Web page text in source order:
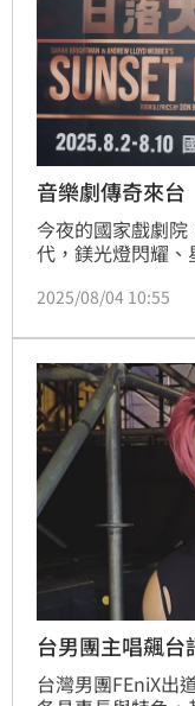
音樂劇傳奇來
今夜的國家戲劇
代，鎂光燈閃耀
寫下台北演藝界熱
戲劇的黃鐙輝、
代歌手懷特與團
深主持人聶雲等人
2025/08/04 10:55
台男團主唱飆
台灣男團FEniX出